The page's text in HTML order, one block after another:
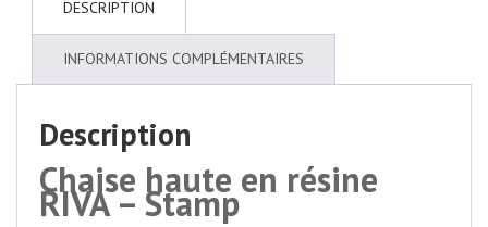
DESCRIPTION
INFORMATIONS COMPLÉMENTAIRES
Description
Chaise haute en résine
RIVA – Stamp